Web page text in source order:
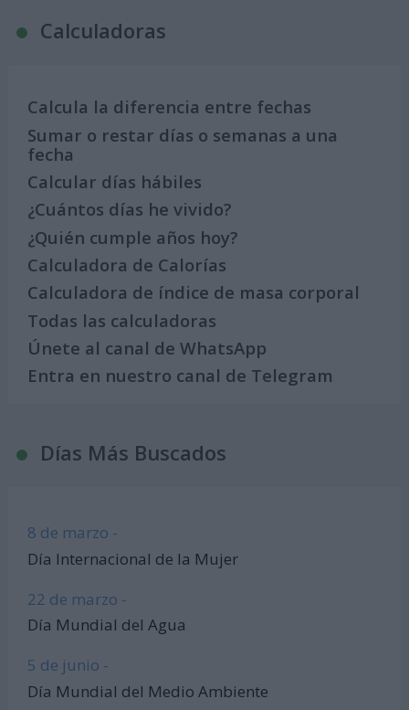
Calculadoras
Calcula la diferencia entre fechas
Sumar o restar días o semanas a una
fecha
Calcular días hábiles
¿Cuántos días he vivido?
¿Quién cumple años hoy?
Calculadora de Calorías
Calculadora de índice de masa corporal
Todas las calculadoras
Únete al canal de WhatsApp
Entra en nuestro canal de Telegram
Días Más Buscados
8 de marzo -
Día Internacional de la Mujer
22 de marzo -
Día Mundial del Agua
5 de junio -
Día Mundial del Medio Ambiente